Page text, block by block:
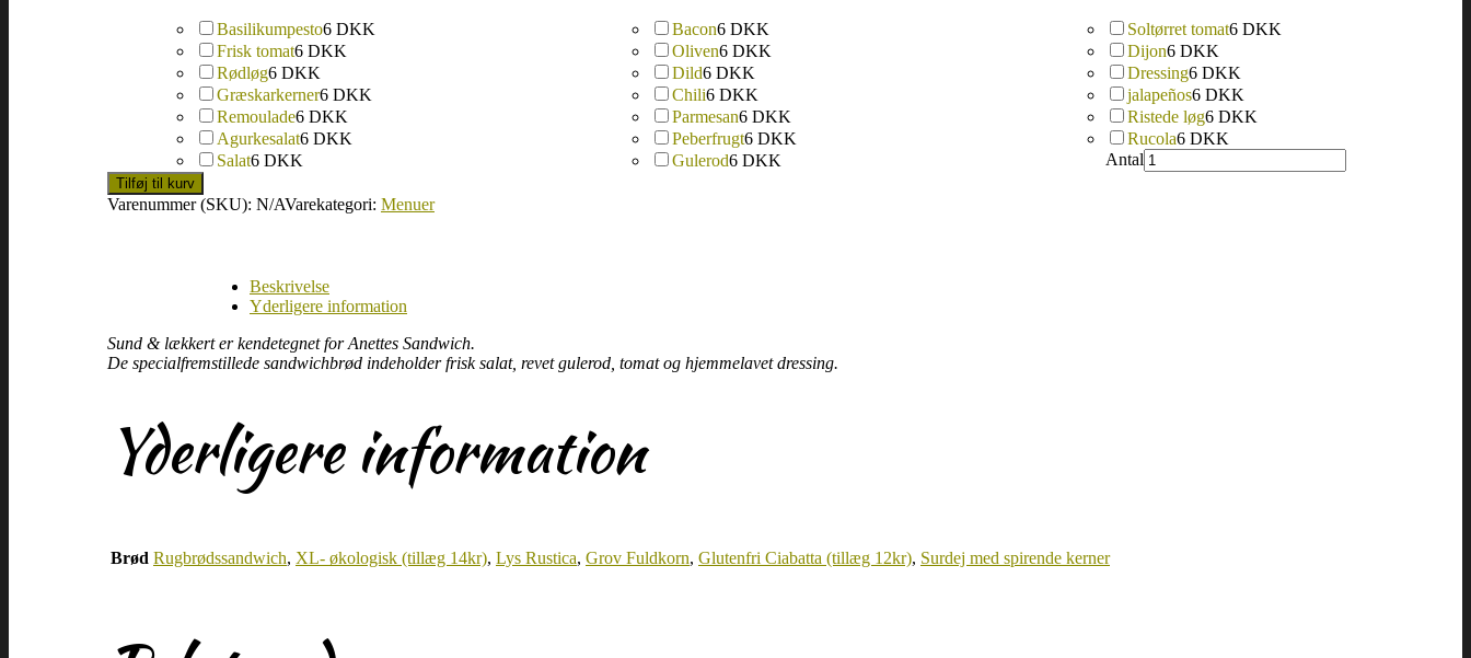
Basilikumpesto6 DKK Bacon6 DKK Soltørret tomat6 DKK
Frisk tomat6 DKK Oliven6 DKK Dijon6 DKK
Rødløg6 DKK Dild6 DKK Dressing6 DKK
Græskarkerner6 DKK Chili6 DKK jalapeños6 DKK
Remoulade6 DKK Parmesan6 DKK Ristede løg6 DKK
Agurkesalat6 DKK Peberfrugt6 DKK Rucola6 DKK
Salat6 DKK Gulerod6 DKK Antal
Tilføj til kurv
Varenummer (SKU): N/AVarekategori: Menuer
Beskrivelse
Yderligere information
Sund & lækkert er kendetegnet for Anettes Sandwich.
De specialfremstillede sandwichbrød indeholder frisk salat, revet gulerod, tomat og hjemmelavet dressing.
Yderligere information
Brød Rugbrødssandwich, XL- økologisk (tillæg 14kr), Lys Rustica, Grov Fuldkorn, Glutenfri Ciabatta (tillæg 12kr), Surdej med spirende kerner